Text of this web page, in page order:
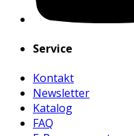
Service
Kontakt
Newsletter
Katalog
FAQ